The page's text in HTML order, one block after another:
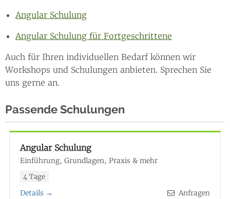
Angular Schulung
Angular Schulung für Fortgeschrittene
Auch für Ihren individuellen Bedarf können wir
Workshops und Schulungen anbieten. Sprechen Sie
uns gerne an.
Passende Schulungen
Angular Schulung
Einführung, Grundlagen, Praxis & mehr
4 Tage
Details →
Anfragen